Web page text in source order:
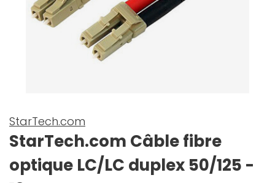
StarTech.com
StarTech.com Câble fibre
optique LC/LC duplex 50/125 -